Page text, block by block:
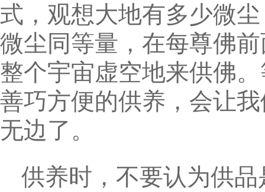
式，观想大地有多少微
微尘同等量，在每尊佛
整个宇宙虚空地来供佛
善巧方便的供养，会让
无边了。
供养时，不要认为供